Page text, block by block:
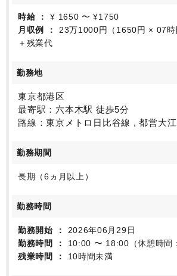
時給
¥ 1650 〜 ¥1750
月収例
23万1000円（1650円 × 07時
＋残業代
勤務地
東京都港区
最寄駅：六本木駅 徒歩5分
路線：東京メトロ日比谷線 , 都営大
勤務期間
長期（6ヵ月以上）
勤務時間
勤務開始
2026年06月29日
勤務時間
10:00 〜 18:00（休憩時間
残業時間
10時間未満